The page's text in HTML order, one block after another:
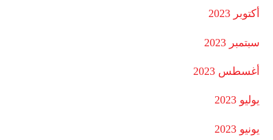
أكتوبر 2023
سبتمبر 2023
أغسطس 2023
يوليو 2023
يونيو 2023